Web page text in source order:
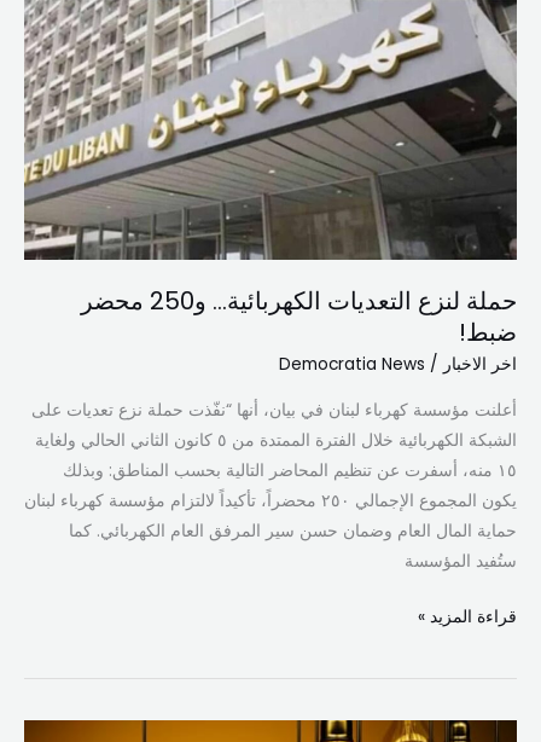
حملة لنزع التعديات الكهربائية… و250 محضر
ضبط!
اخر الاخبار /
Democratia News
أعلنت مؤسسة كهرباء لبنان في بيان، أنها “نفّذت حملة نزع تعديات على
الشبكة الكهربائية خلال الفترة الممتدة من ٥ كانون الثاني الحالي ولغاية
١٥ منه، أسفرت عن تنظيم المحاضر التالية بحسب المناطق: وبذلك
يكون المجموع الإجمالي ٢٥٠ محضراً، تأكيداً لالتزام مؤسسة كهرباء لبنان
حماية المال العام وضمان حسن سير المرفق العام الكهربائي. كما
ستُفيد المؤسسة
حملة
لنزع
التعديات
الكهربائية…
و250
محضر
ضبط!
قراءة المزيد »